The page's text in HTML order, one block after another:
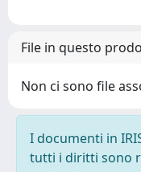
File in questo
Non ci sono file
I documenti in
tutti i diritti sono